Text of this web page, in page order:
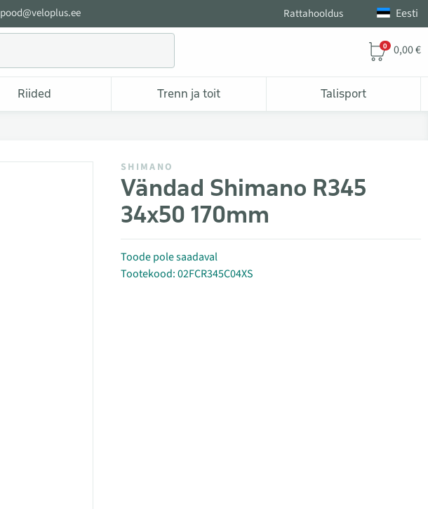
pood@veloplus.ee Rattahooldus Eesti
0 0,00 €
Riided Trenn ja toit Talisport
SHIMANO
Vändad Shimano R345
34x50 170mm
Toode pole saadaval
Tootekood: 02FCR345C04XS